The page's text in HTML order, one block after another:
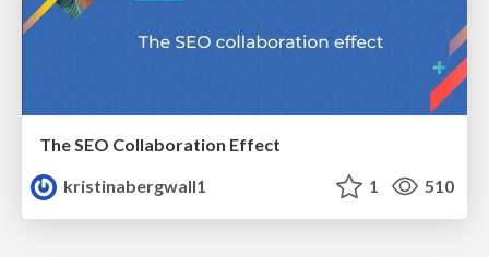
The SEO Collaboration Effect
kristinabergwall1
1 510